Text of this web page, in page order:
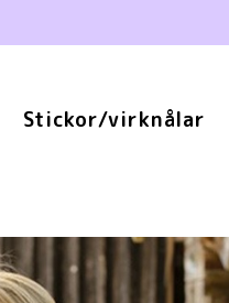
Stickor/virknålar